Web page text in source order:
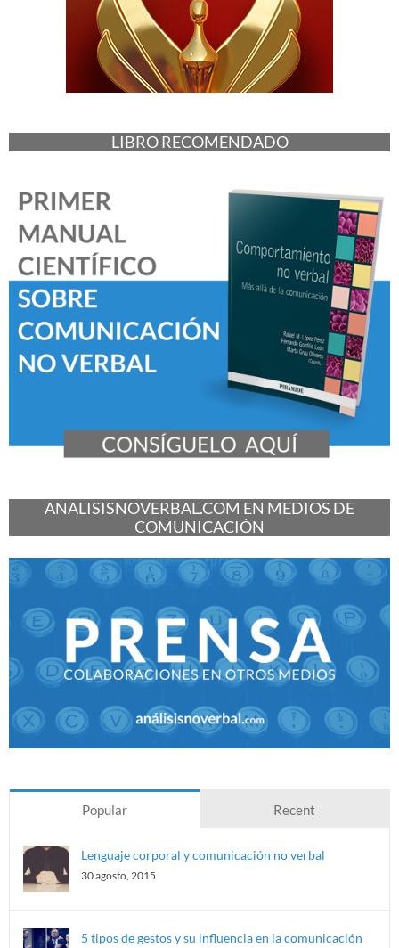
LIBRO RECOMENDADO
ANALISISNOVERBAL.COM EN MEDIOS DE
COMUNICACIÓN
Popular Recent
Lenguaje corporal y comunicación no verbal
30 agosto, 2015
5 tipos de gestos y su influencia en la comunicación